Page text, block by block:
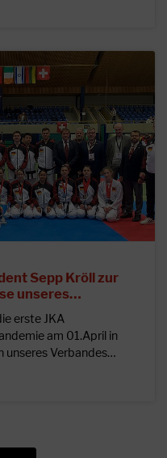
Sepp Kröll zur
unseres…
erste JKA
am 01.April in
unseres Verbandes…